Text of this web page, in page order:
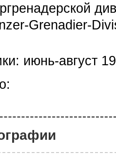
Grenadier-
июнь-август